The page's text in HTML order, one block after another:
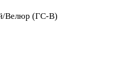
Велюр (ГС-В)